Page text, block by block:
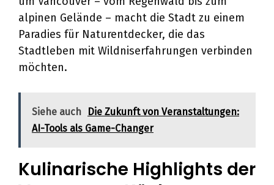
alpinen Gelände – macht die Stadt zu einem
Paradies für Naturentdecker, die das
Stadtleben mit Wildniserfahrungen verbinden
möchten.
Siehe auch
Die Zukunft von Veranstaltungen:
AI-Tools als Game-Changer
Kulinarische Highlights der